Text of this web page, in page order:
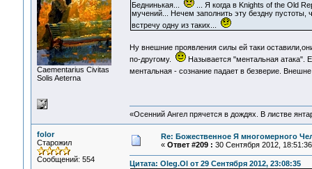
Сaementarius Civitas
Solis Aeterna
Беднинькая...
... Я когда в Knights of the Old
мучений... Нечем заполнить эту бездну пустоты,
встречу одну из таких...
Ну внешние проявления силы ей таки
по-другому.
Называется "ментальная атака".
ментальная - сознание падает в безверие.
«Осенний Ангел прячется в дождях. В листве
folor
Старожил
Сообщений: 554
Re: Божественное Я многомерного
« Ответ #209 : 30 Сентября 2012,
Цитата: Oleg.Ol от 29 Сентября 2012, 23:08:35